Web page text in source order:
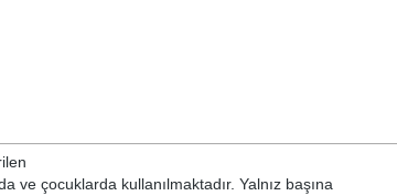
ve çocuklarda kullanılmaktadır. Yalnız başına